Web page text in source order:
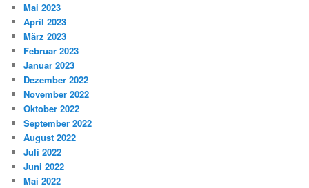
Mai 2023
April 2023
März 2023
Februar 2023
Januar 2023
Dezember 2022
November 2022
Oktober 2022
September 2022
August 2022
Juli 2022
Juni 2022
Mai 2022